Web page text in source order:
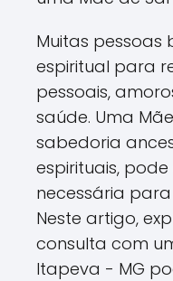
Muitas
espiritual para
pessoais,
saúde. Uma
sabedoria
espirituais,
necessária
Neste artigo,
consulta com
Itapeva - MG